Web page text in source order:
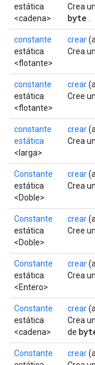
estática
<cadena>
Crea
byte
constante
estática
<flotante>
crear
Crea
constante
estática
<flotante>
crear
Cree
constante
estática
<larga>
crear
Crea
Constante
estática
<Doble>
crear
Crea
Constante
estática
<Doble>
crear
Cree
Constante
estática
<Entero>
crear
Crea
Constante
estática
<cadena>
crear
Crea
de
Constante
crear